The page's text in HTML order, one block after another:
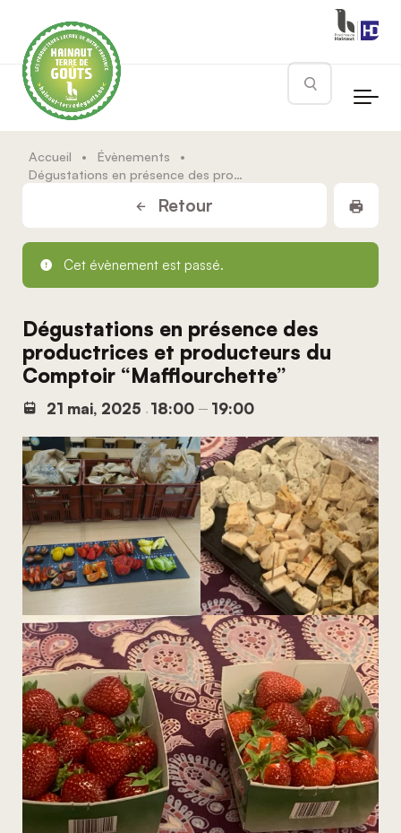
Rechercher
Accueil • Évènements
•
Dégustations en présence des productrices et producteurs du Comptoir “Mafflourchette”
Retour
Cet évènement est passé.
Dégustations en présence des
productrices et producteurs du
Comptoir “Mafflourchette”
21 mai, 2025 , 18:00 – 19:00